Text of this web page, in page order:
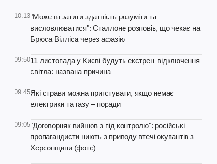
10:13"Може втратити здатність розуміти та
висловлюватися": Сталлоне розповів, що чекає на
Брюса Вілліса через афазію
09:5011 листопада у Києві будуть екстрені відключення
світла: названа причина
09:45Які страви можна приготувати, якщо немає
електрики та газу – поради
09:05"Договорняк вийшов з під контролю": російські
пропагандисти ниють з приводу втечі окупантів з
Херсонщини (фото)